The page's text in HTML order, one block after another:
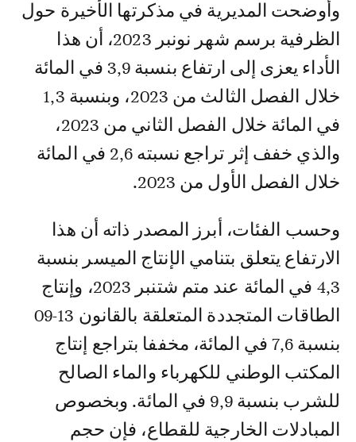
وأوضحت المديرية في مذكرتها الأخيرة حول
الظرفية برسم شهر نونبر 2023، أن هذا
الأداء يعزى إلى ارتفاع بنسبة 3,9 في المائة
خلال الفصل الثالث من 2023، وبنسبة 1,3
في المائة خلال الفصل الثاني من 2023،
والذي خفف إثر تراجع نسبته 2,6 في المائة
خلال الفصل الأول من 2023.
وحسب الفئات، أبرز المصدر ذاته أن هذا
الارتفاع يتعلق بتنامي الإنتاج الميسر بنسبة
4,3 في المائة عند متم شتنبر 2023، وإنتاج
الطاقات المتجددة المتعلقة بالقانون 13-09
بنسبة 7,6 في المائة، مخففا بتراجع إنتاج
المكتب الوطني للكهرباء والماء الصالح
للشرب بنسبة 9,9 في المائة. وبخصوص
المبادلات الخارجية للقطاع، فإن حجم